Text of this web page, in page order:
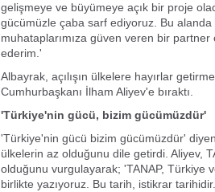
gelişmeye ve büyümeye açık bir proje
gücümüzle çaba sarf ediyoruz. Bu
muhataplarımıza güven veren bir
ederim.'
Albayrak, açılışın ülkelere hayırlar
Cumhurbaşkanı İlham Aliyev'e bıraktı.
'Türkiye'nin gücü, bizim gücümüzdür'
'Türkiye'nin gücü bizim gücümüzdür'
ülkelerin az olduğunu dile getirdi. Aliyev,
olduğunu vurgulayarak; 'TANAP, Türkiye
birlikte yazıyoruz. Bu tarih, istikrar